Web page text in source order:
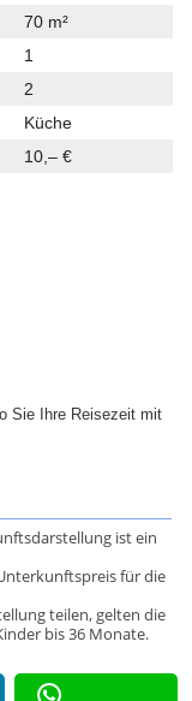
70 m²
1
2
Küche
10,– €
Sie Ihre Reisezeit mit
ist ein
für die
teilen, gelten die
bis 36 Monate.